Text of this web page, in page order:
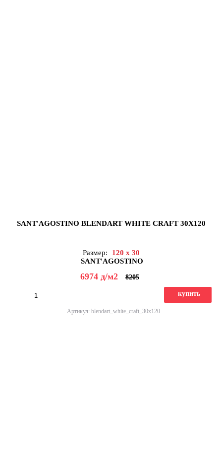
SANT'AGOSTINO BLENDART WHITE CRAFT 30X120
Размер:
120 x 30
SANT'AGOSTINO
6974 д/м2 8205
купить
Артикул: blendart_white_craft_30x120